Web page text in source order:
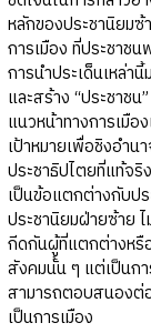
หลักของประชานิยม
การเมือง ที่ประชาช
การนำประเด็นเหล่า
และสร้าง “ประชาช
แนวหน้าทางการเมื
เป้าหมายเพื่อชิงอำ
ประชาธิปไตยที่แท้จ
เป็นข้อแตกต่างกับปร
ประชานิยมฝ่ายซ้าย
กีดกันผู้ที่แตกต่างหรื
สังคมนั้น ๆ แต่เป็นก
สามารถตอบสนองต่
เป็นการเมือง